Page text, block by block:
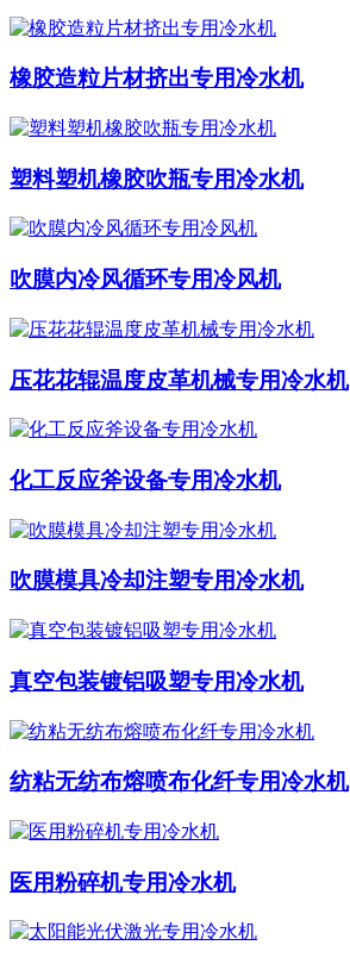
橡胶造粒片材挤出专用冷水机
塑料塑机橡胶吹瓶专用冷水机
吹膜内冷风循环专用冷风机
压花花辊温度皮革机械专用冷水机
化工反应斧设备专用冷水机
吹膜模具冷却注塑专用冷水机
真空包装镀铝吸塑专用冷水机
纺粘无纺布熔喷布化纤专用冷水机
医用粉碎机专用冷水机